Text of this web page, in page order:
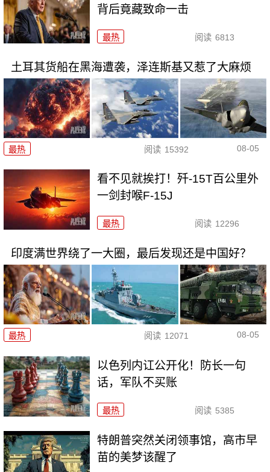
背后竟藏致命一击
最热 阅读 6813
土耳其货船在黑海遭袭，泽连斯基又惹了大麻烦
最热 阅读 15392 08-05
看不见就挨打！歼-15T百公里外
一剑封喉F-15J
最热 阅读 12296
印度满世界绕了一大圈，最后发现还是中国好？
最热 阅读 12071 08-05
以色列内讧公开化！防长一句
话，军队不买账
最热 阅读 5385
特朗普突然关闭领事馆，高市早
苗的美梦该醒了